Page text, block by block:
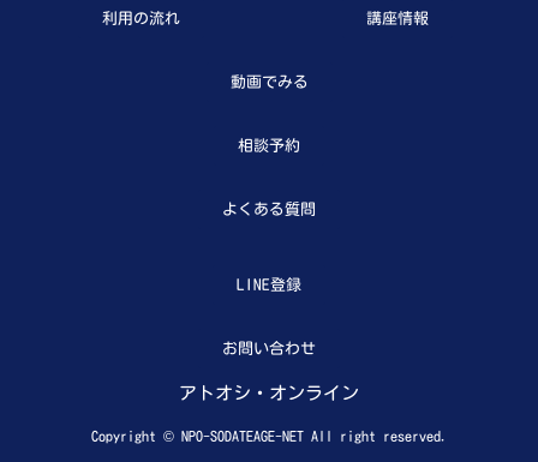
利用の流れ 講座情報
動画でみる
相談予約
よくある質問
LINE登録
お問い合わせ
アトオシ・オンライン
Copyright © NPO-SODATEAGE-NET All right reserved.